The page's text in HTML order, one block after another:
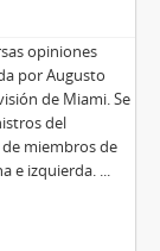
opiniones
por Augusto
de Miami. Se
del
miembros de
e izquierda. ...